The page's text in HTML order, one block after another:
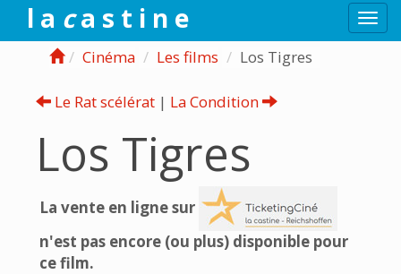
l a ca s t i n e
Cinéma Les films Los Tigres
Le Rat scélérat | La Condition
Los Tigres
La vente en ligne sur
n'est pas encore (ou plus) disponible pour
ce film.